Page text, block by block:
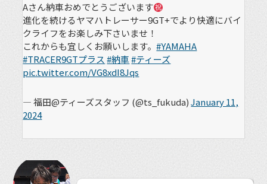
Aさん納車おめでとうございます
進化を続けるヤマハトレーサー9GT+でより快適にバイ
クライフをお楽しみ下さいませ！
これからも宜しくお願いします。#YAMAHA
#TRACER9GTプラス #納車#ティーズ
pic.twitter.com/VG8xdI8Jqs
— 福田@ティーズスタッフ (@ts_fukuda)January 11,
2024